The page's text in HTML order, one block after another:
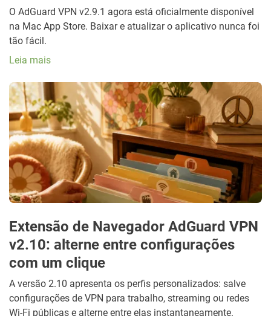
O AdGuard VPN v2.9.1 agora está oficialmente disponível
na Mac App Store. Baixar e atualizar o aplicativo nunca foi
tão fácil.
Leia mais
Extensão de Navegador AdGuard VPN
v2.10: alterne entre configurações
com um clique
A versão 2.10 apresenta os perfis personalizados: salve
configurações de VPN para trabalho, streaming ou redes
Wi-Fi públicas e alterne entre elas instantaneamente.